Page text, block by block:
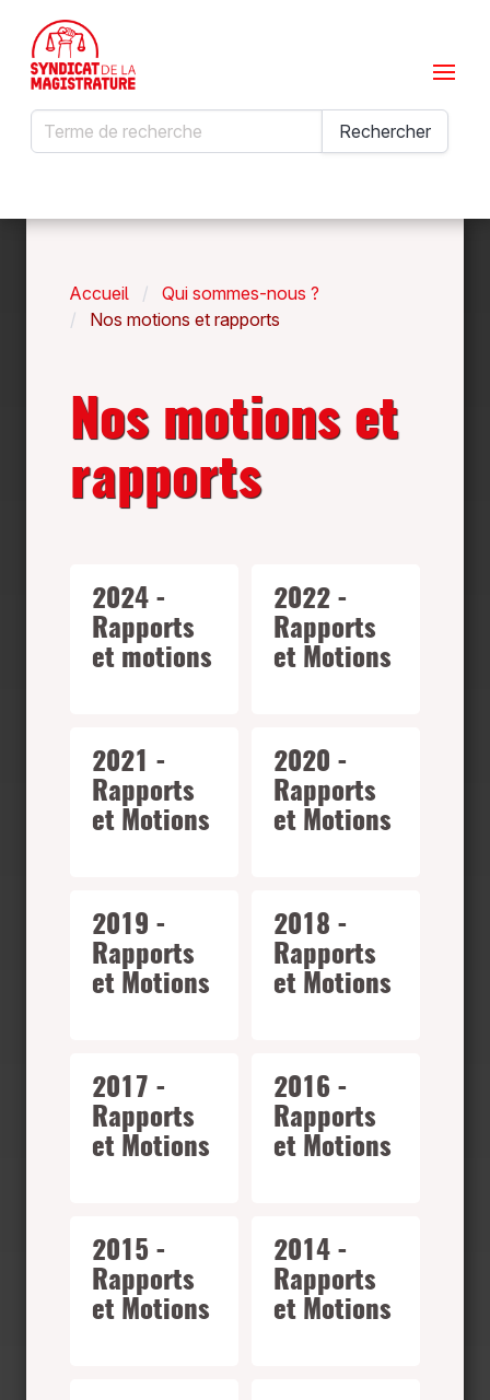
Menu
Rechercher
Rechercher
Accueil
Qui sommes-nous ?
Nos motions et rapports
Nos motions et
rapports
2024 -
Rapports
et motions
2022 -
Rapports
et Motions
2021 -
Rapports
et Motions
2020 -
Rapports
et Motions
2019 -
Rapports
et Motions
2018 -
Rapports
et Motions
2017 -
Rapports
et Motions
2016 -
Rapports
et Motions
2015 -
Rapports
et Motions
2014 -
Rapports
et Motions